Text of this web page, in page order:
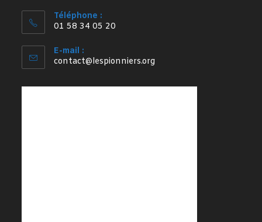
Téléphone :
01 58 34 05 20
E-mail :
contact@lespionniers.orgS’ouvre